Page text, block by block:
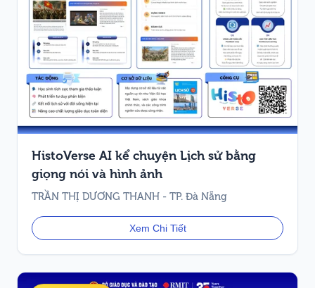
HistoVerse AI kể chuyện Lịch sử bằng
giọng nói và hình ảnh
TRẦN THỊ DƯƠNG THANH - TP. Đà Nẵng
Xem Chi Tiết